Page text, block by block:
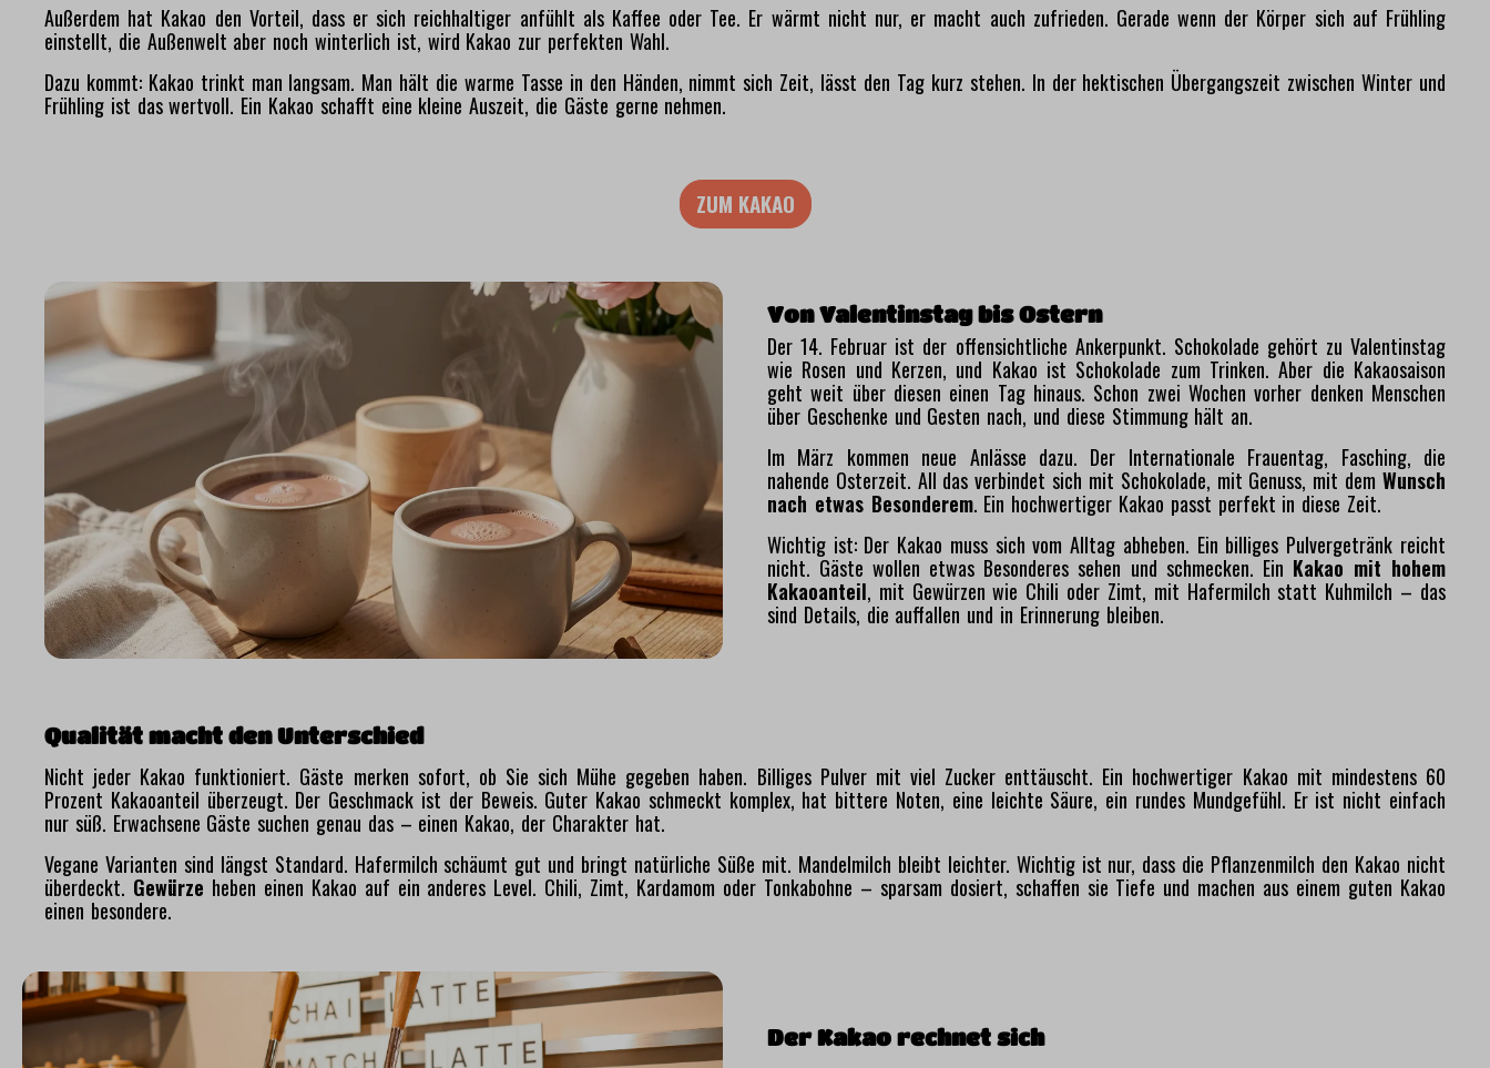
Außerdem hat Kakao den Vorteil, dass er sich reichhaltiger anfühlt als Kaffee oder Tee. Er wärmt nicht nur, er macht auch zufrieden. Gerade wenn der Körper sich auf Frühling
einstellt, die Außenwelt aber noch winterlich ist, wird Kakao zur perfekten Wahl.
Dazu kommt: Kakao trinkt man langsam. Man hält die warme Tasse in den Händen, nimmt sich Zeit, lässt den Tag kurz stehen. In der hektischen Übergangszeit zwischen Winter und
Frühling ist das wertvoll. Ein Kakao schafft eine kleine Auszeit, die Gäste gerne nehmen.
ZUM KAKAO
Von Valentinstag bis Ostern
Der 14. Februar ist der offensichtliche Ankerpunkt. Schokolade gehört zu Valentinstag
wie Rosen und Kerzen, und Kakao ist Schokolade zum Trinken. Aber die Kakaosaison
geht weit über diesen einen Tag hinaus. Schon zwei Wochen vorher denken Menschen
über Geschenke und Gesten nach, und diese Stimmung hält an.
Im März kommen neue Anlässe dazu. Der Internationale Frauentag, Fasching, die
nahende Osterzeit. All das verbindet sich mit Schokolade, mit Genuss, mit dem Wunsch
nach etwas Besonderem. Ein hochwertiger Kakao passt perfekt in diese Zeit.
Wichtig ist: Der Kakao muss sich vom Alltag abheben. Ein billiges Pulvergetränk reicht
nicht. Gäste wollen etwas Besonderes sehen und schmecken. Ein Kakao mit hohem
Kakaoanteil, mit Gewürzen wie Chili oder Zimt, mit Hafermilch statt Kuhmilch – das
sind Details, die auffallen und in Erinnerung bleiben.
Qualität macht den Unterschied
Nicht jeder Kakao funktioniert. Gäste merken sofort, ob Sie sich Mühe gegeben haben. Billiges Pulver mit viel Zucker enttäuscht. Ein hochwertiger Kakao mit mindestens 60
Prozent Kakaoanteil überzeugt. Der Geschmack ist der Beweis. Guter Kakao schmeckt komplex, hat bittere Noten, eine leichte Säure, ein rundes Mundgefühl. Er ist nicht einfach
nur süß. Erwachsene Gäste suchen genau das – einen Kakao, der Charakter hat.
Vegane Varianten sind längst Standard. Hafermilch schäumt gut und bringt natürliche Süße mit. Mandelmilch bleibt leichter. Wichtig ist nur, dass die Pflanzenmilch den Kakao nicht
überdeckt. Gewürze heben einen Kakao auf ein anderes Level. Chili, Zimt, Kardamom oder Tonkabohne – sparsam dosiert, schaffen sie Tiefe und machen aus einem guten Kakao
einen besondere.
Der Kakao rechnet sich